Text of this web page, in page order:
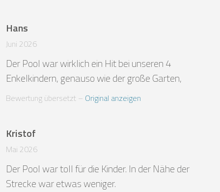
Hans
Juni 2026
Der Pool war wirklich ein Hit bei unseren 4
Enkelkindern, genauso wie der große Garten,
Bewertung übersetzt – Original anzeigen
Kristof
Mai 2026
Der Pool war toll für die Kinder. In der Nähe der
Strecke war etwas weniger.